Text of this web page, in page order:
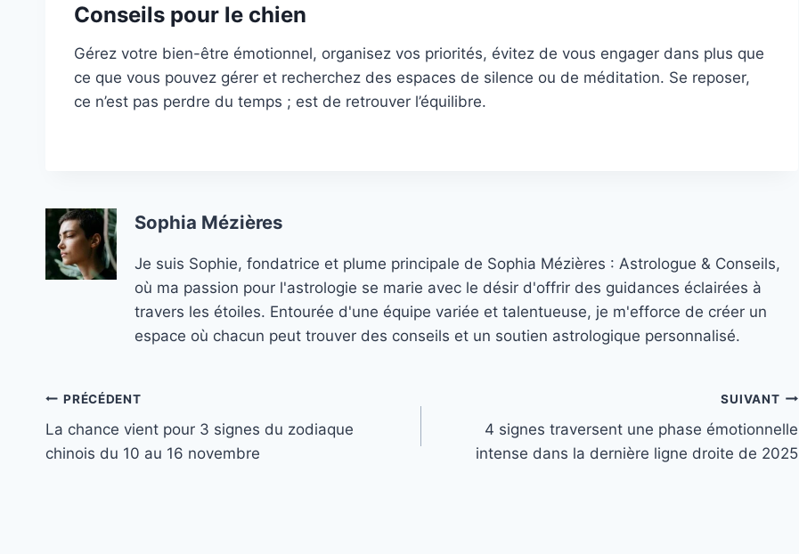
Conseils pour le chien
Gérez votre bien-être émotionnel, organisez vos priorités, évitez de vous engager dans plus que
ce que vous pouvez gérer et recherchez des espaces de silence ou de méditation. Se reposer,
ce n’est pas perdre du temps ; est de retrouver l’équilibre.
Sophia Mézières
Je suis Sophie, fondatrice et plume principale de Sophia Mézières : Astrologue & Conseils,
où ma passion pour l'astrologie se marie avec le désir d'offrir des guidances éclairées à
travers les étoiles. Entourée d'une équipe variée et talentueuse, je m'efforce de créer un
espace où chacun peut trouver des conseils et un soutien astrologique personnalisé.
Navigation
de
PRÉCÉDENT
La chance vient pour 3 signes du zodiaque
chinois du 10 au 16 novembre
SUIVANT
4 signes traversent une phase émotionnelle
intense dans la dernière ligne droite de 2025